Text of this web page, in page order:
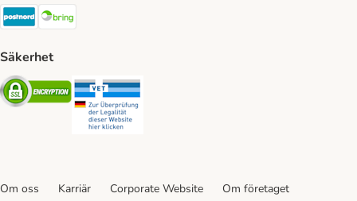
Postnord Shipping Method
Säkerhet
Security
Om oss Karriär Corporate Website
Om företaget